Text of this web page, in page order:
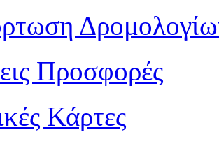
Προσφορές
Κάρτες